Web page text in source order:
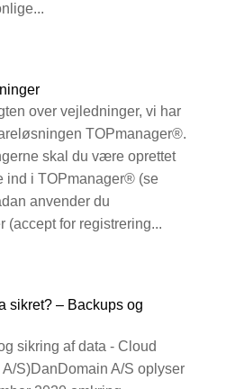
over vejledninger, vi har
TOPmanager®.
skal du være oprettet
ind i TOPmanager® (se
anvender du
for registrering...
sikret? – Backups og
sikring af data - Cloud
S)DanDomain A/S oplyser